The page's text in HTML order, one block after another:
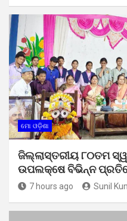
ମୋ ଓଡ଼ିଶା
ଜିଲ୍ଲାସ୍ତରୀୟ ୮୦ତମ
ଉପଲକ୍ଷେ ବିଭିନ୍ନ
7 hours ago Sunil